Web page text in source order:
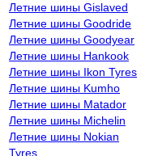
Летние шины Gislaved
Летние шины Goodride
Летние шины Goodyear
Летние шины Hankook
Летние шины Ikon Tyres
Летние шины Kumho
Летние шины Matador
Летние шины Michelin
Летние шины Nokian
Tyres